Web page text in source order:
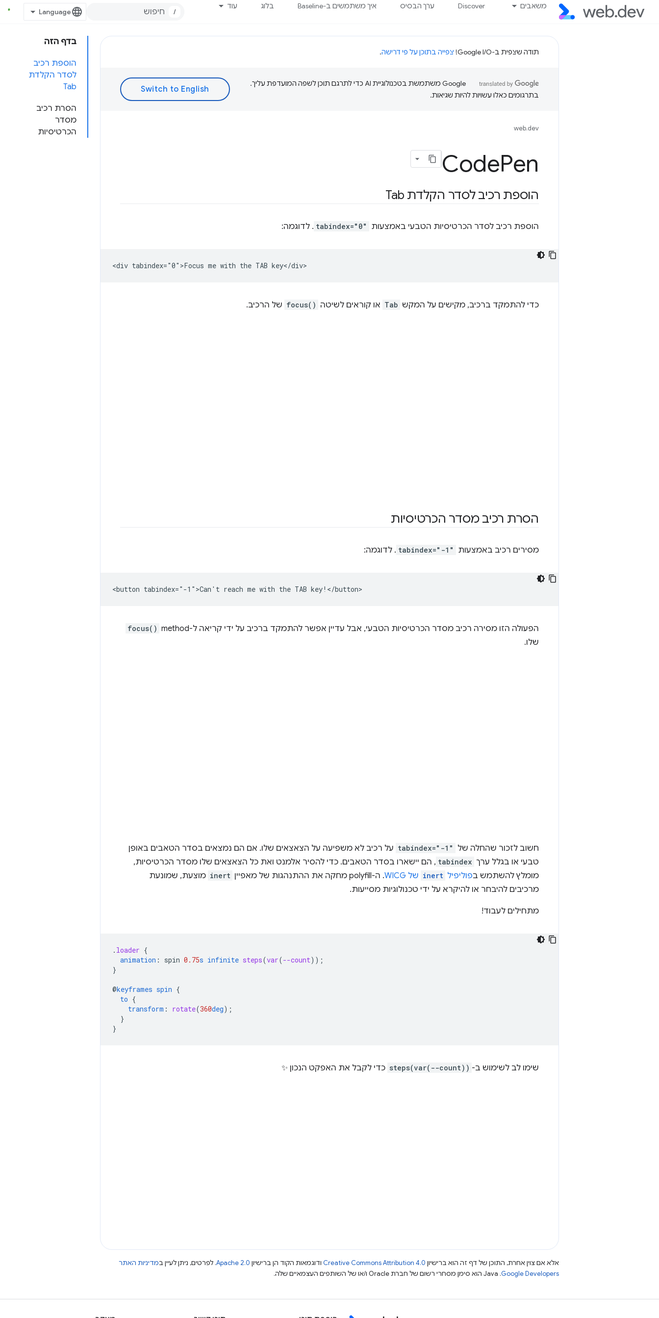
משאבים Discover ערך הבסיס איך משתמשים ב-Baseline בלוג עוד
/
בדף הזה
הוספת רכיב
לסדר הקלדת
Tab
הסרת רכיב
מסדר
הכרטיסיות
תודה שצפית ב-Google I/O! צפייה בתוכן על פי דרישה.
‫Google משתמשת בטכנולוגיית AI כדי לתרגם תוכן לשפה המועדפת עליך.
בתרגומים כאלו עשויות להיות שגיאות.
web.dev
CodePen
הוספת רכיב לסדר הקלדת Tab
הוספת רכיב לסדר הכרטיסיות הטבעי באמצעות tabindex="0" . לדוגמה:
כדי להתמקד ברכיב, מקישים על המקש Tab או קוראים לשיטה focus() של הרכיב.
הסרת רכיב מסדר הכרטיסיות
מסירים רכיב באמצעות tabindex="-1" . לדוגמה:
הפעולה הזו מסירה רכיב מסדר הכרטיסיות הטבעי, אבל עדיין אפשר להתמקד ברכיב על ידי קריאה ל-method‏ focus()
שלו.
חשוב לזכור שהחלה של tabindex="-1" על רכיב לא משפיעה על הצאצאים שלו. אם הם נמצאים בסדר הטאבים באופן
טבעי או בגלל ערך tabindex , הם יישארו בסדר הטאבים. כדי להסיר אלמנט ואת כל הצאצאים שלו מסדר הכרטיסיות,
מומלץ להשתמש בפוליפיל inert של WICG . ה-polyfill מחקה את ההתנהגות של מאפיין inert מוצעת, שמונעת
מרכיבים להיבחר או להיקרא על ידי טכנולוגיות מסייעות.
מתחילים לעבוד!
. loader {
animation : spin 0.75s infinite steps(var(--count));
}
@keyframes spin {
to {
transform : rotate(360deg);
}
}
שימו לב לשימוש ב- steps(var(--count)) כדי לקבל את האפקט הנכון ✨
אלא אם צוין אחרת, התוכן של דף זה הוא ברישיון Creative Commons Attribution 4.0 ודוגמאות הקוד הן ברישיון Apache 2.0. לפרטים, ניתן לעיין במדיניות האתר
Google Developers‏.‏ Java הוא סימן מסחרי רשום של חברת Oracle ו/או של השותפים העצמאיים שלה.